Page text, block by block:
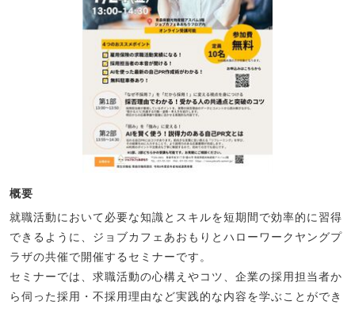
概要
就職活動において必要な知識とスキルを短期間で効率的に習得
できるように、ジョブカフェあおもりとハローワークヤングプ
ラザの共催で開催するセミナーです。
セミナーでは、求職活動の心構えやコツ、企業の採用担当者か
ら伺った採用・不採用理由など実践的な内容を学ぶことができ